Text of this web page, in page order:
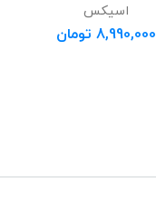
اسیکس
8,990,000 تومان